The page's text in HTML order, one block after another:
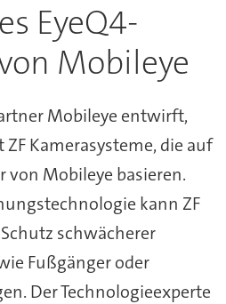
EyeQ4-
Mobileye
Mobileye entwirft,
Kamerasysteme, die auf
von Mobileye basieren.
kann ZF
schwächerer
Fußgänger oder
Der Technologieexperte